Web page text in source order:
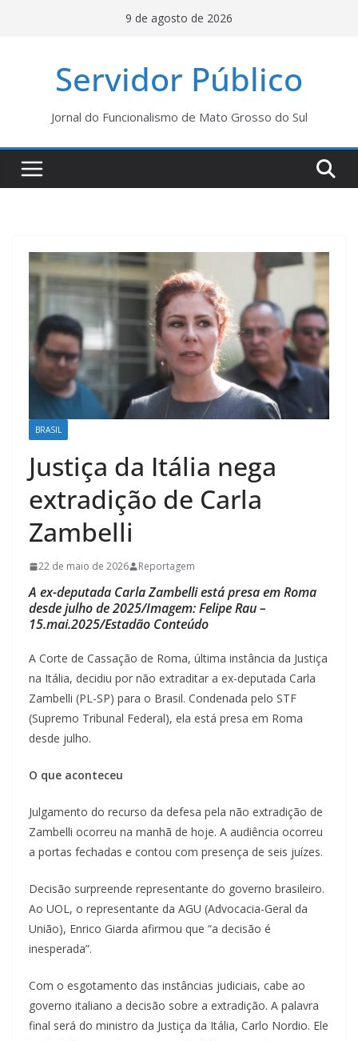
9 de agosto de 2026
Servidor Público
Jornal do Funcionalismo de Mato Grosso do Sul
BRASIL
Justiça da Itália nega
extradição de Carla
Zambelli
22 de maio de 2026 Reportagem
A ex-deputada Carla Zambelli está presa em Roma
desde julho de 2025/Imagem: Felipe Rau –
15.mai.2025/Estadão Conteúdo
A Corte de Cassação de Roma, última instância da Justiça
na Itália, decidiu por não extraditar a ex-deputada Carla
Zambelli (PL-SP) para o Brasil. Condenada pelo STF
(Supremo Tribunal Federal), ela está presa em Roma
desde julho.
O que aconteceu
Julgamento do recurso da defesa pela não extradição de
Zambelli ocorreu na manhã de hoje. A audiência ocorreu
a portas fechadas e contou com presença de seis juízes.
Decisão surpreende representante do governo brasileiro.
Ao UOL, o representante da AGU (Advocacia-Geral da
União), Enrico Giarda afirmou que “a decisão é
inesperada”.
Com o esgotamento das instâncias judiciais, cabe ao
governo italiano a decisão sobre a extradição. A palavra
final será do ministro da Justiça da Itália, Carlo Nordio. Ele